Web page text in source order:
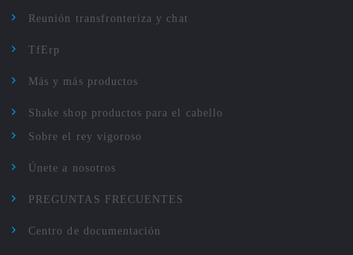
Reunión transfronteriza y chat
TfErp
Más y más productos
Shake shop productos para el cabello
Sobre el rey vigoroso
Únete a nosotros
PREGUNTAS FRECUENTES
Centro de documentación